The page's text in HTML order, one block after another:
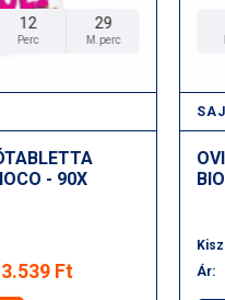
12
Perc
28
M.perc
- 90X
3.539 Ft
Ár: